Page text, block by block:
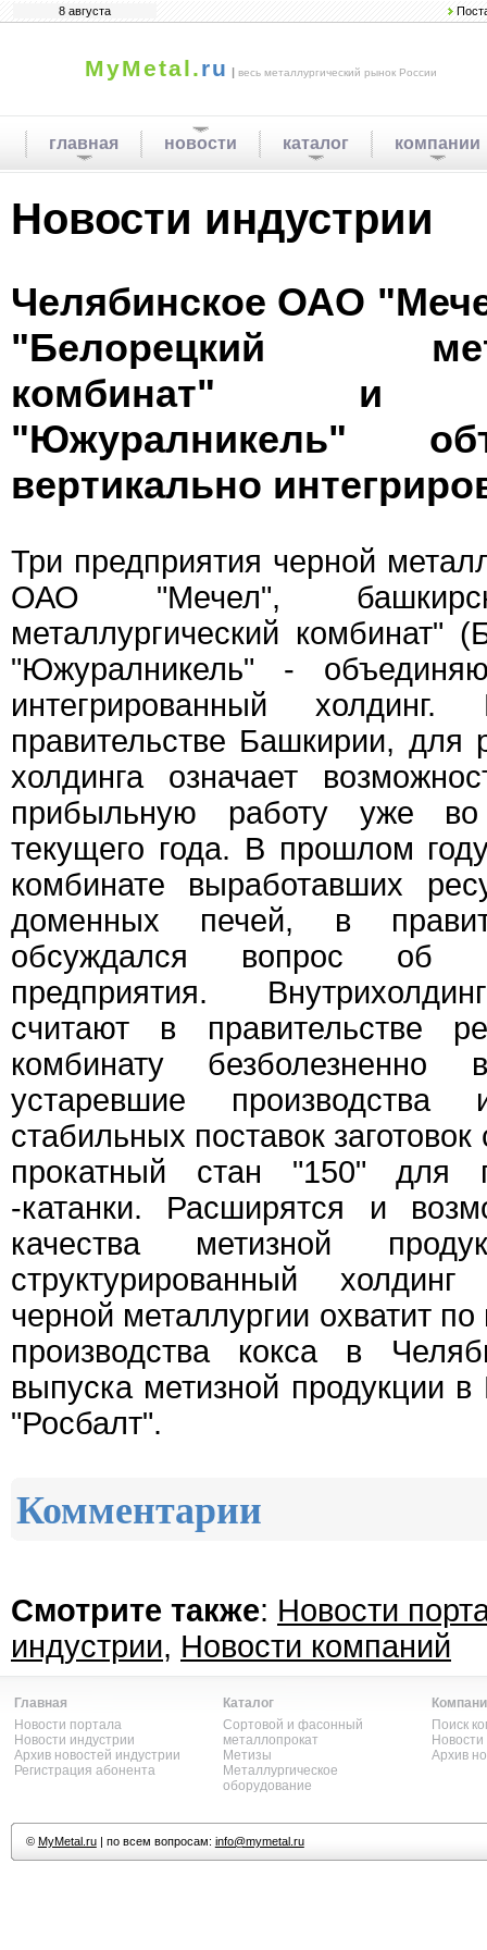
8 августа
MyMetal.ru | весь металлургический рынок России
главная новости каталог компании
Новости индустрии
Челябинское ОАО
"Белорецкий
комбинат" и
"Южуралникель"
вертикально
Три предприятия черной
ОАО "Мечел",
металлургический комбинат"
"Южуралникель" -
интегрированный
правительстве Башкирии, для
холдинга означает
прибыльную работу уже во
текущего года. В прошлом
комбинате выработавших
доменных печей, в
обсуждался вопрос об
предприятия.
считают в правительстве
комбинату
устаревшие
стабильных поставок
прокатный стан "150" для
-катанки. Расширятся и
качества метизной
структурированный
черной металлургии охватит
производства кокса в
выпуска метизной продукции
"Росбалт".
Комментарии
Смотрите также: Новости
индустрии, Новости компаний
Главная
Новости портала
Новости индустрии
Архив новостей индустрии
Регистрация абонента
Каталог
Сортовой и фасонный
металлопрокат
Метизы
Металлургическое
оборудование
Поиск
Архив
© MyMetal.ru| по всем вопросам: info@mymetal.ru